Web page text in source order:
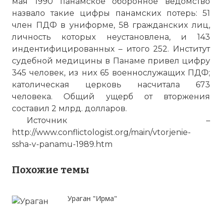
назвало такие цифры панамских потерь: 51
член ПДФ в униформе, 58 гражданских лиц,
личность которых неустановлена, и 143
индентифицированных – итого 252. Институт
судебной медицины в Панаме привел цифру
345 человек, из них 65 военнослужащих ПДФ;
католическая церковь насчитала 673
человека. Общий ущерб от вторжения
составил 2 млрд. долларов.
Источник –
http://www.conflictologist.org/main/vtorjenie-
ssha-v-panamu-1989.htm
Похожие темы
Ураган "Ирма"